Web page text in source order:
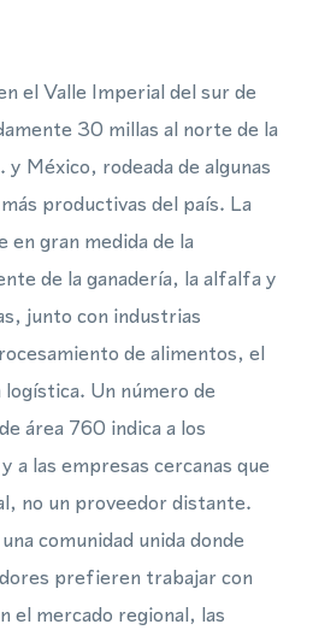
el Valle Imperial del sur de
30 millas al norte de la
México, rodeada de algunas
productivas del país. La
en gran medida de la
de la ganadería, la alfalfa y
junto con industrias
de alimentos, el
Un número de
área 760 indica a los
a las empresas cercanas que
no un proveedor distante.
comunidad unida donde
prefieren trabajar con
el mercado regional, las